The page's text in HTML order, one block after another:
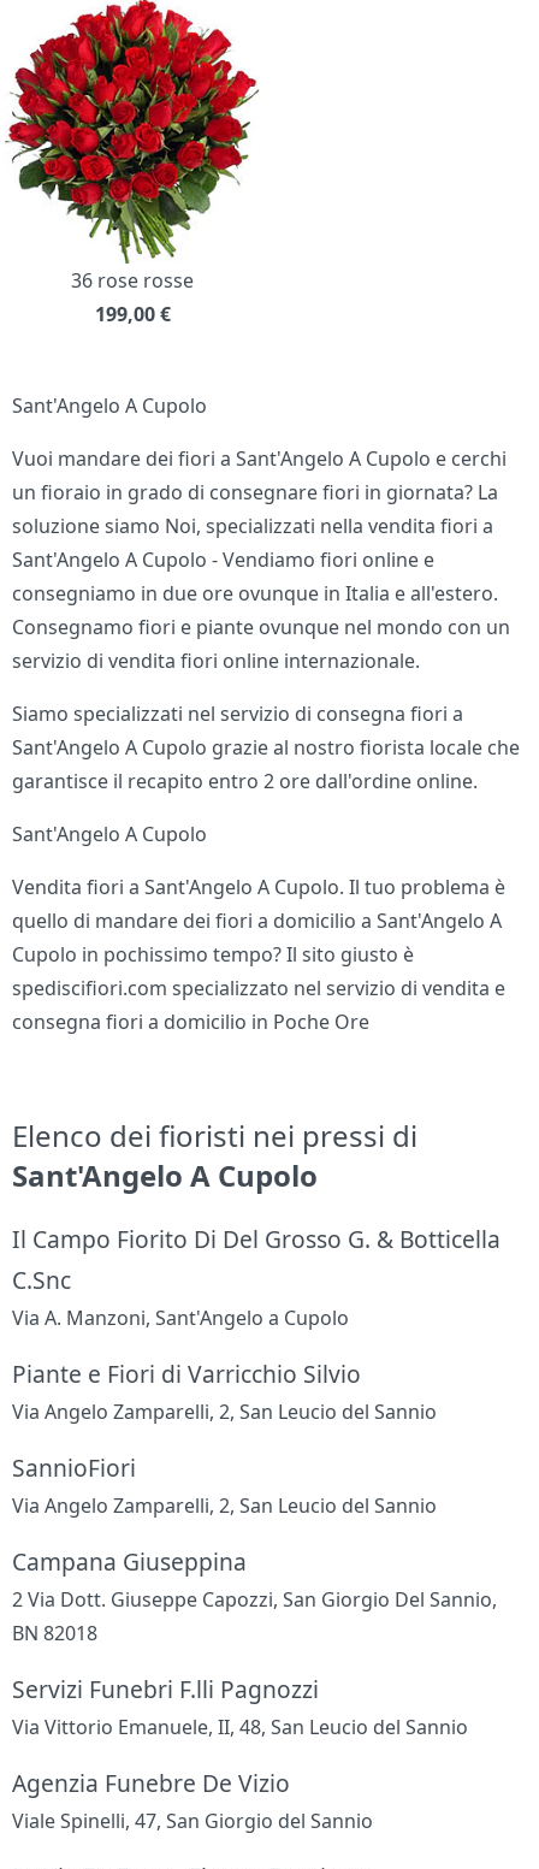
36 rose rosse
199,00 €
Sant'Angelo A Cupolo
Vuoi mandare dei fiori a Sant'Angelo A Cupolo e cerchi
un fioraio in grado di consegnare fiori in giornata? La
soluzione siamo Noi, specializzati nella vendita fiori a
Sant'Angelo A Cupolo - Vendiamo fiori online e
consegniamo in due ore ovunque in Italia e all'estero.
Consegnamo fiori e piante ovunque nel mondo con un
servizio di vendita fiori online internazionale.
Siamo specializzati nel servizio di consegna fiori a
Sant'Angelo A Cupolo grazie al nostro fiorista locale che
garantisce il recapito entro 2 ore dall'ordine online.
Sant'Angelo A Cupolo
Vendita fiori a Sant'Angelo A Cupolo. Il tuo problema è
quello di mandare dei fiori a domicilio a Sant'Angelo A
Cupolo in pochissimo tempo? Il sito giusto è
spediscifiori.com specializzato nel servizio di vendita e
consegna fiori a domicilio in Poche Ore
Elenco dei fioristi nei pressi di
Sant'Angelo A Cupolo
Il Campo Fiorito Di Del Grosso G. & Botticella
C.Snc
Via A. Manzoni, Sant'Angelo a Cupolo
Piante e Fiori di Varricchio Silvio
Via Angelo Zamparelli, 2, San Leucio del Sannio
SannioFiori
Via Angelo Zamparelli, 2, San Leucio del Sannio
Campana Giuseppina
2 Via Dott. Giuseppe Capozzi, San Giorgio Del Sannio,
BN 82018
Servizi Funebri F.lli Pagnozzi
Via Vittorio Emanuele, II, 48, San Leucio del Sannio
Agenzia Funebre De Vizio
Viale Spinelli, 47, San Giorgio del Sannio